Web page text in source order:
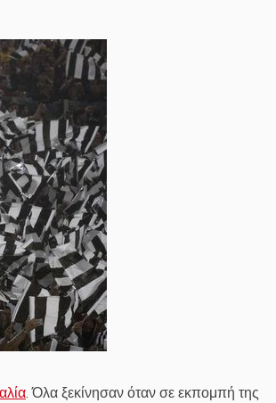
. Όλα ξεκίνησαν όταν σε εκπομπή της